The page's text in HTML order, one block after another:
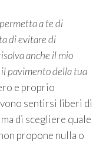
a te di
di evitare di
anche il mio
pavimento della tua
e proprio
sentirsi liberi di
di scegliere quale
propone nulla o